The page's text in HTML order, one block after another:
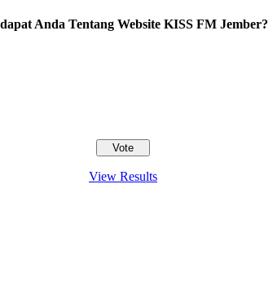
Anda Tentang Website KISS FM Jember?
View Results